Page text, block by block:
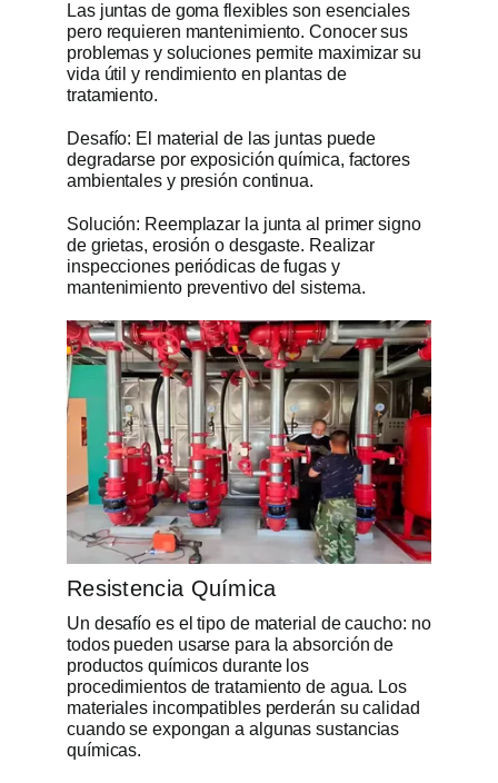
Las juntas de goma flexibles son esenciales
pero requieren mantenimiento. Conocer sus
problemas y soluciones permite maximizar su
vida útil y rendimiento en plantas de
tratamiento.
Desafío: El material de las juntas puede
degradarse por exposición química, factores
ambientales y presión continua.
Solución: Reemplazar la junta al primer signo
de grietas, erosión o desgaste. Realizar
inspecciones periódicas de fugas y
mantenimiento preventivo del sistema.
Resistencia Química
Un desafío es el tipo de material de caucho: no
todos pueden usarse para la absorción de
productos químicos durante los
procedimientos de tratamiento de agua. Los
materiales incompatibles perderán su calidad
cuando se expongan a algunas sustancias
químicas.